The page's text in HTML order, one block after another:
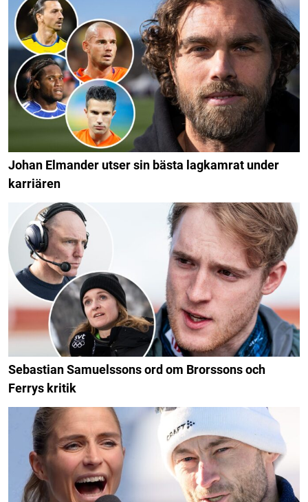
Johan Elmander utser sin bästa lagkamrat under
karriären
Sebastian Samuelssons ord om Brorssons och
Ferrys kritik